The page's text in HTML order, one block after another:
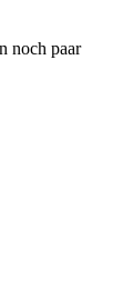
noch paar